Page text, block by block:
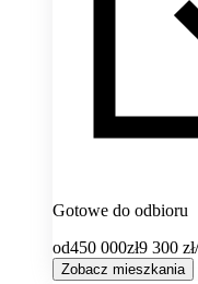
Gotowe do odbioru
od450 000zł9 300
Zobacz mieszkania